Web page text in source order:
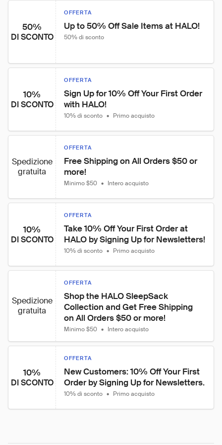
50%
DI SCONTO
OFFERTA
Up to 50% Off Sale Items at HALO!
50% di sconto
10%
DI SCONTO
OFFERTA
Sign Up for 10% Off Your First Order
with HALO!
10% di sconto • Primo acquisto
Spedizione
gratuita
OFFERTA
Free Shipping on All Orders $50 or
more!
Minimo $50 • Intero acquisto
10%
DI SCONTO
OFFERTA
Take 10% Off Your First Order at
HALO by Signing Up for Newsletters!
10% di sconto • Primo acquisto
Spedizione
gratuita
OFFERTA
Shop the HALO SleepSack
Collection and Get Free Shipping
on All Orders $50 or more!
Minimo $50 • Intero acquisto
10%
DI SCONTO
OFFERTA
New Customers: 10% Off Your First
Order by Signing Up for Newsletters.
10% di sconto • Primo acquisto